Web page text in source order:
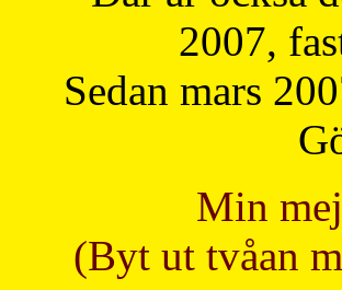
2007,
Sedan mars
Min
(Byt ut tvåan